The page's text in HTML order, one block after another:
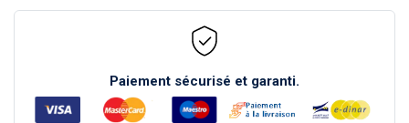
Paiement sécurisé et garanti.